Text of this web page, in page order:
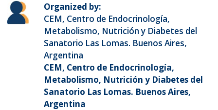
Organized by:
CEM, Centro de Endocrinología,
Metabolismo, Nutrición y Diabetes del
Sanatorio Las Lomas. Buenos Aires,
Argentina
CEM, Centro de Endocrinología,
Metabolismo, Nutrición y Diabetes del
Sanatorio Las Lomas. Buenos Aires,
Argentina